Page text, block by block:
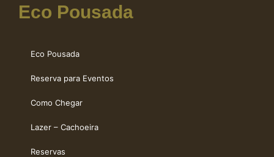
Eco Pousada
Eco Pousada
Reserva para Eventos
Como Chegar
Lazer – Cachoeira
Reservas